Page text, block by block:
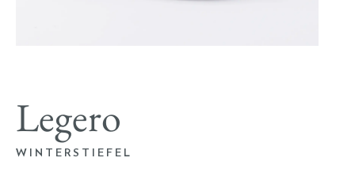
Legero
WINTERSTIEFEL